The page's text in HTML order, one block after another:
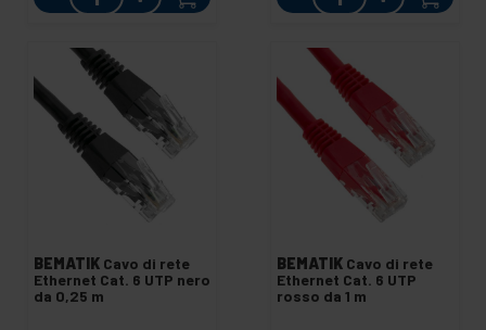
BEMATIK Cavo di rete
Ethernet Cat. 6 UTP nero
da 0,25 m
BEMATIK Cavo di rete
Ethernet Cat. 6 UTP
rosso da 1 m